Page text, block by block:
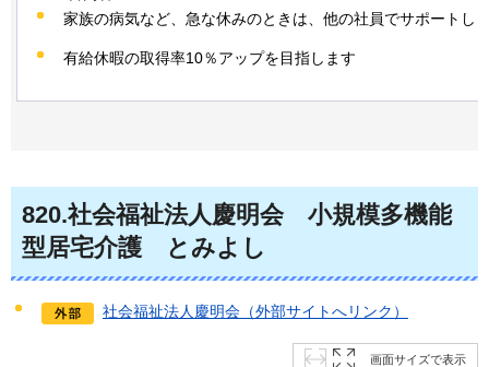
家族の病気など、急な休みのときは、他の社員でサポートし
有給休暇の取得率10％アップを目指します
820.社会福祉法人慶明会 小規模多機能
型居宅介護
と みよし
社会福祉法人慶明会（外部サイトへリンク）
画面サイズで表示